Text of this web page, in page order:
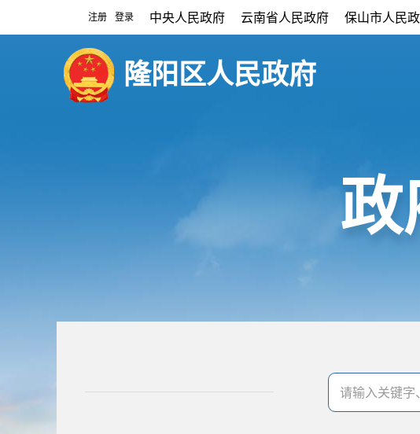
注册 登录 中央人民政府 云南省人民政府 保山市人民
隆阳区人民政府
政